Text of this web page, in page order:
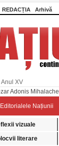
REDACȚIA Arhivă
Anul XV
Adonis Mihalache
Editorialele Națiunii
vizuale
literare